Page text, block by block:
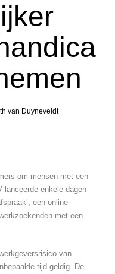
van Duyneveldt
om mensen met een
lanceerde enkele dagen
een online
met een
van
tijd geldig. De